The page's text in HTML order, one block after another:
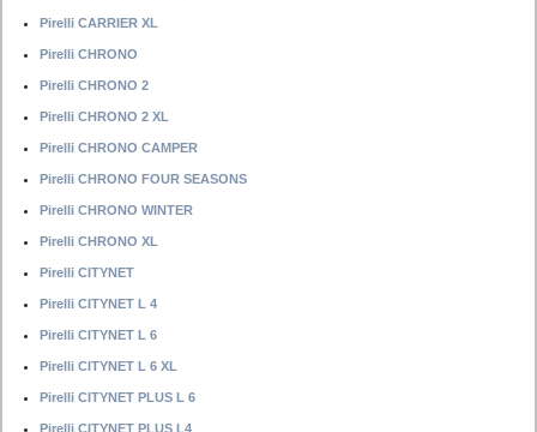
Pirelli CARRIER XL
Pirelli CHRONO
Pirelli CHRONO 2
Pirelli CHRONO 2 XL
Pirelli CHRONO CAMPER
Pirelli CHRONO FOUR SEASONS
Pirelli CHRONO WINTER
Pirelli CHRONO XL
Pirelli CITYNET
Pirelli CITYNET L 4
Pirelli CITYNET L 6
Pirelli CITYNET L 6 XL
Pirelli CITYNET PLUS L 6
Pirelli CITYNET PLUS L4